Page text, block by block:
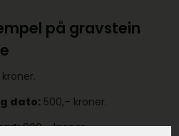
på gravstein
kroner.
dato: 500,– kroner.
800,– kroner.